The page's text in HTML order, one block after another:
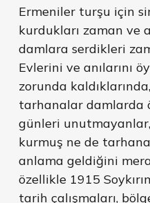
Ermeniler turşu için
kurdukları zaman ve
damlara serdikleri
Evlerini ve anılarını
zorunda
tarhanalar damlarda
günleri
kurmuş ne de tarhana
anlama geldiğini
özellikle 1915
tarih çalışmaları,